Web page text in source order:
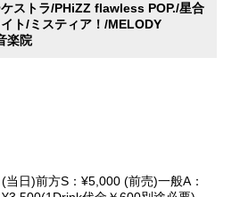
ストラ/PHiZZ flawless POP./星合
ト/ミスティア！/MELODY
楽院
日)前方S：¥5,000 (前売)一般A：